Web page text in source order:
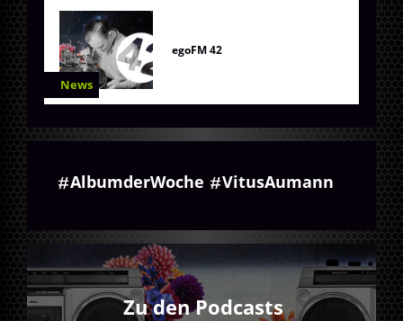
News
egoFM 42
AlbumderWoche VitusAumann
Zu den Podcasts